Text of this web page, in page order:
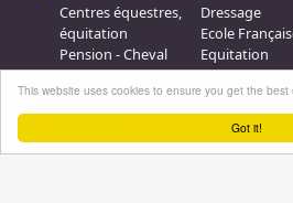
Got it!
This website uses cookies to ensure you get the
Centres équestres,
équitation
Pension - Cheval
Ecurie de
propriétaire
Poney Club
Pension - Poney
Débourrage
Dressage
Ecole
Equitation
Promenade
Equitation
Compétition -
Promenades
Cheval